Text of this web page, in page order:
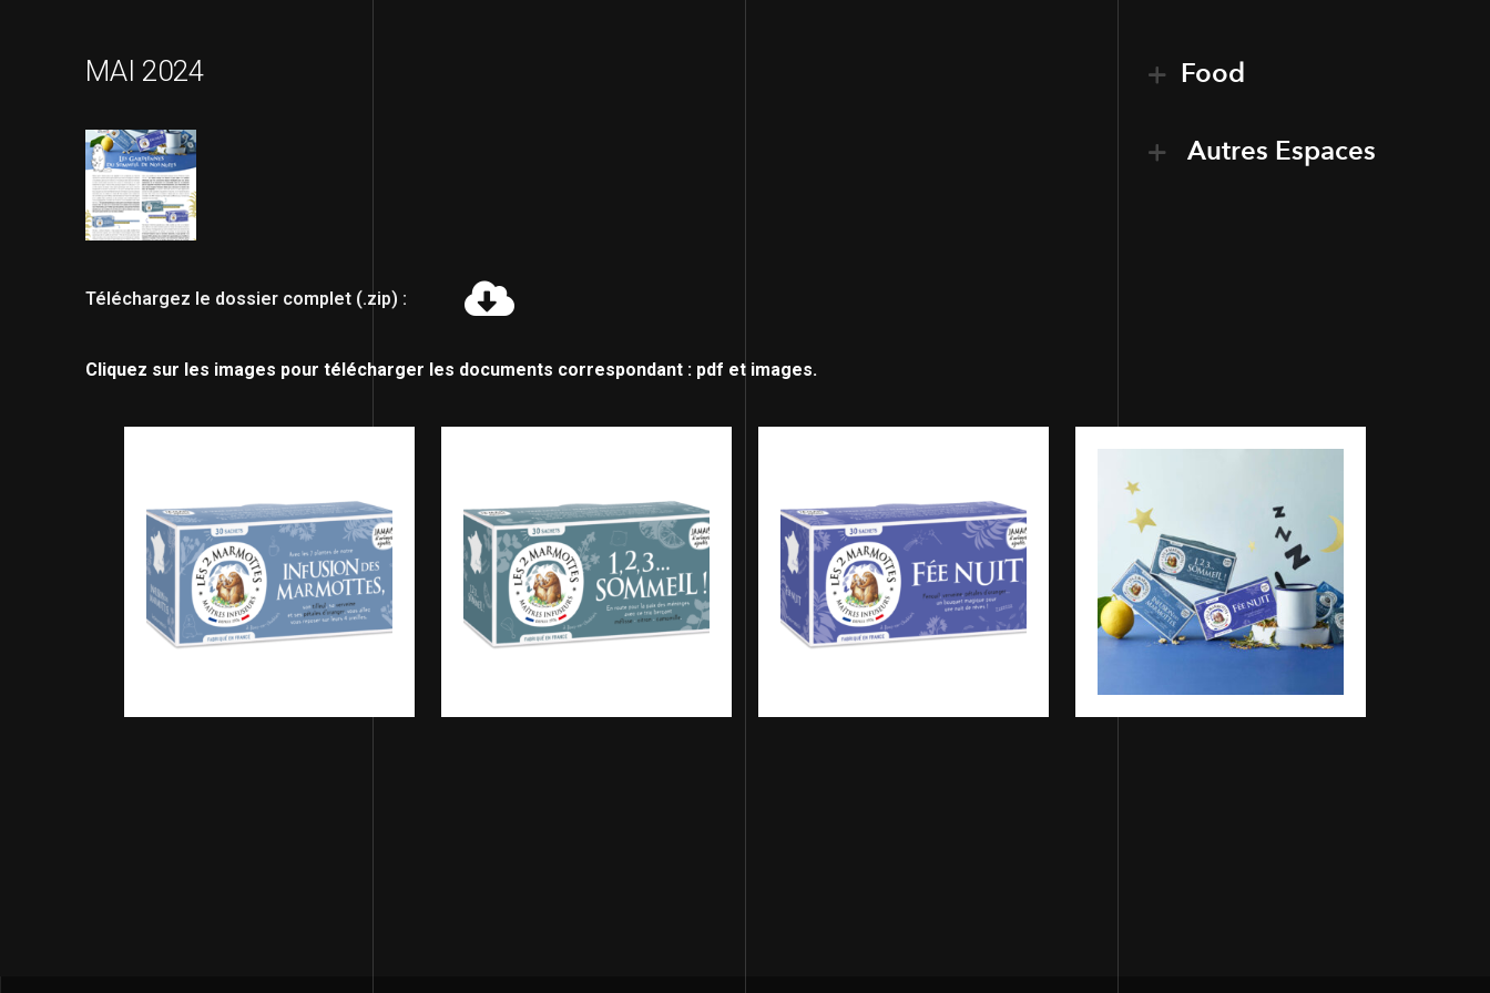
MAI 2024 Food
Autres Espaces
Téléchargez le dossier complet (.zip) :
Cliquez sur les images pour télécharger les documents correspondant : pdf et images.